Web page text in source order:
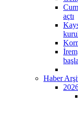
açtı
Haber